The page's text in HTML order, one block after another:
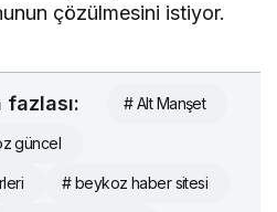
çözülmesini istiyor.
# Alt Manşet
güncel
# beykoz haber sitesi